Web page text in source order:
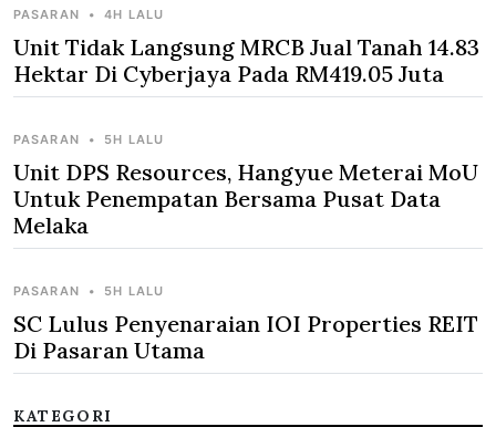
PASARAN • 4H LALU
Unit Tidak Langsung MRCB Jual Tanah 14.83
Hektar Di Cyberjaya Pada RM419.05 Juta
PASARAN • 5H LALU
Unit DPS Resources, Hangyue Meterai MoU
Untuk Penempatan Bersama Pusat Data
Melaka
PASARAN • 5H LALU
SC Lulus Penyenaraian IOI Properties REIT
Di Pasaran Utama
KATEGORI